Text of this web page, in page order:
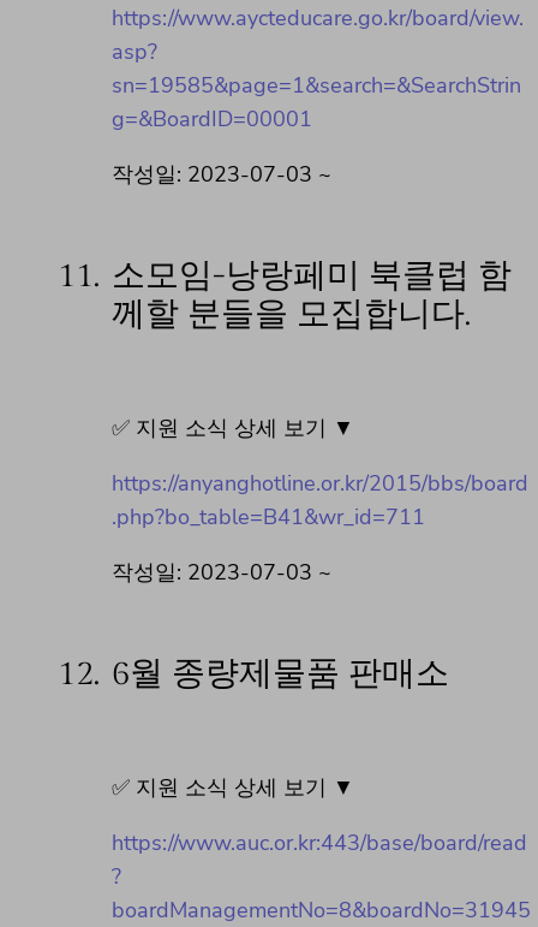
https://www.aycteducare.go.kr/board/view.
asp?
sn=19585&page=1&search=&SearchStrin
g=&BoardID=00001
작성일: 2023-07-03 ~
11. 소모임-낭랑페미 북클럽 함
께할 분들을 모집합니다.
✅ 지원 소식 상세 보기 ▼
https://anyanghotline.or.kr/2015/bbs/board
.php?bo_table=B41&wr_id=711
작성일: 2023-07-03 ~
12. 6월 종량제물품 판매소
✅ 지원 소식 상세 보기 ▼
https://www.auc.or.kr:443/base/board/read
?
boardManagementNo=8&boardNo=31945